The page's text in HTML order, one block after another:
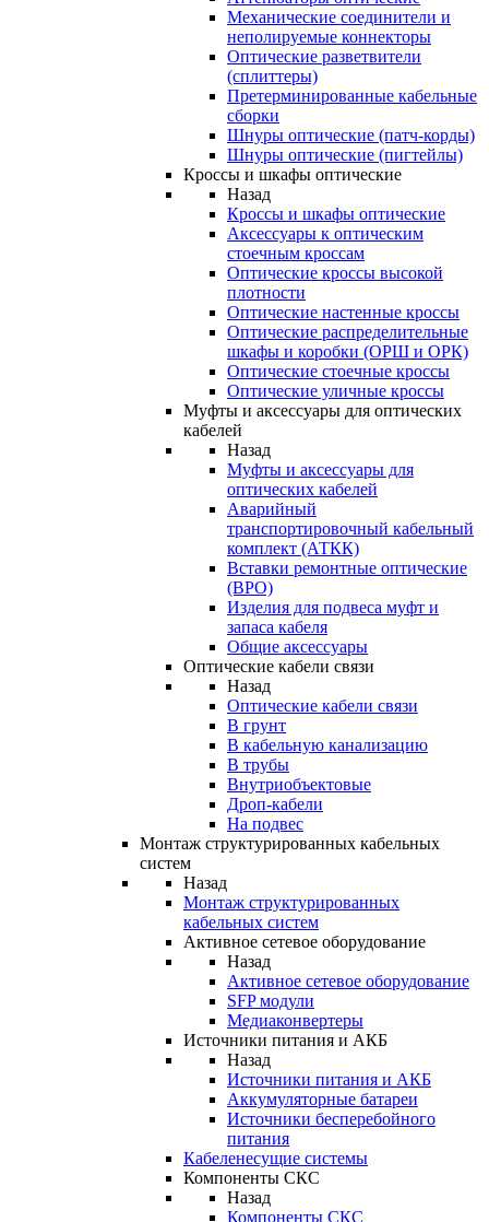
Механические соединители и
неполируемые коннекторы
Оптические разветвители
(сплиттеры)
Претерминированные кабельные
сборки
Шнуры оптические (патч-корды)
Шнуры оптические (пигтейлы)
Кроссы и шкафы оптические
Назад
Кроссы и шкафы оптические
Аксессуары к оптическим
стоечным кроссам
Оптические кроссы высокой
плотности
Оптические настенные кроссы
Оптические распределительные
шкафы и коробки (ОРШ и ОРК)
Оптические стоечные кроссы
Оптические уличные кроссы
Муфты и аксессуары для оптических
кабелей
Назад
Муфты и аксессуары для
оптических кабелей
Аварийный
транспортировочный кабельный
комплект (АТКК)
Вставки ремонтные оптические
(ВРО)
Изделия для подвеса муфт и
запаса кабеля
Общие аксессуары
Оптические кабели связи
Назад
Оптические кабели связи
В грунт
В кабельную канализацию
В трубы
Внутриобъектовые
Дроп-кабели
На подвес
Монтаж структурированных кабельных
систем
Назад
Монтаж структурированных
кабельных систем
Активное сетевое оборудование
Назад
Активное сетевое оборудование
SFP модули
Медиаконвертеры
Источники питания и АКБ
Назад
Источники питания и АКБ
Аккумуляторные батареи
Источники бесперебойного
питания
Кабеленесущие системы
Компоненты СКС
Назад
Компоненты СКС